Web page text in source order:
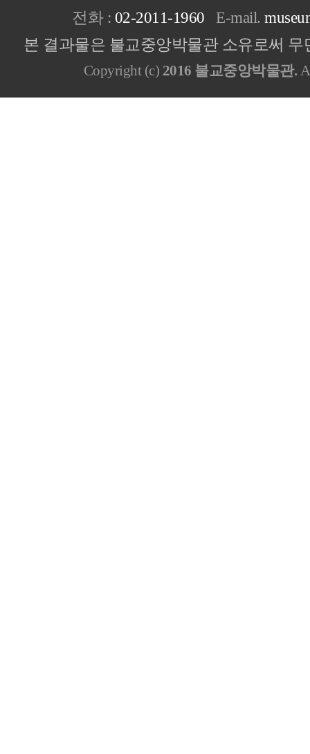
전화 : 02-2011-1960 E-mail.
본 결과물은 불교중앙박물관 소유로써
Copyright (c) 2016 불교중앙박물관.